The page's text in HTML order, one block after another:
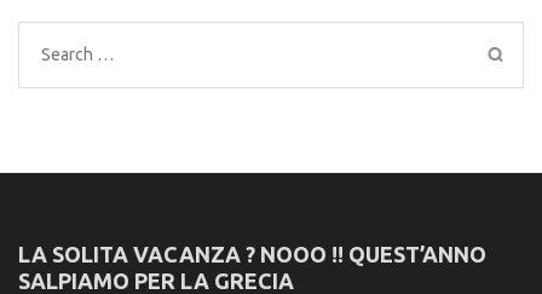
Search
for:
LA SOLITA VACANZA ? NOOO !! QUEST’ANNO
SALPIAMO PER LA GRECIA